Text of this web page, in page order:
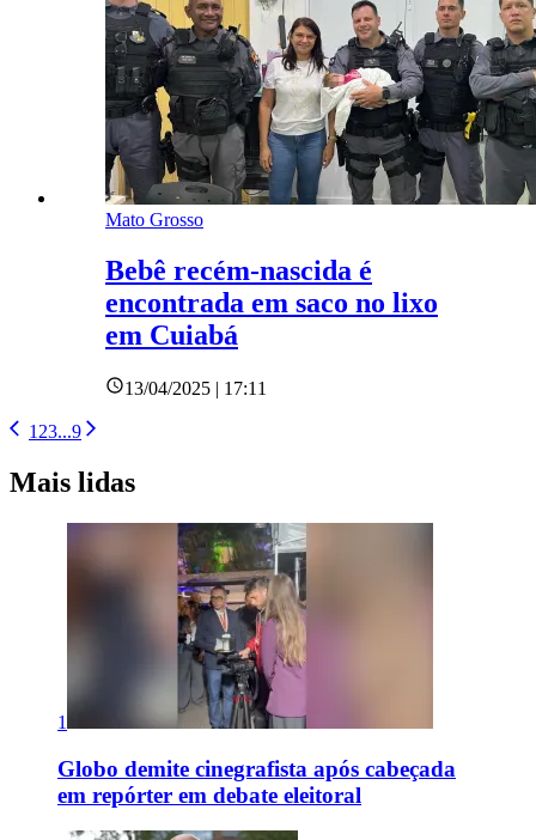
Mato Grosso
Bebê recém-nascida é
encontrada em saco no lixo
em Cuiabá
13/04/2025 | 17:11
1 23...9
Mais lidas
1
Globo demite cinegrafista após cabeçada
em repórter em debate eleitoral